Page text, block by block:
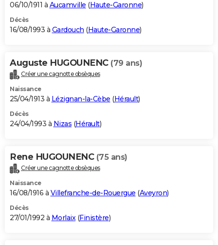
06/10/1911 à Aucamville (Haute-Garonne)
Décès
16/08/1993 à Gardouch (Haute-Garonne)
Auguste HUGOUNENC (79 ans)
Créer une cagnotte obsèques
Naissance
25/04/1913 à Lézignan-la-Cèbe (Hérault)
Décès
24/04/1993 à Nizas (Hérault)
Rene HUGOUNENC (75 ans)
Créer une cagnotte obsèques
Naissance
16/08/1916 à Villefranche-de-Rouergue (Aveyron)
Décès
27/01/1992 à Morlaix(Finistère)